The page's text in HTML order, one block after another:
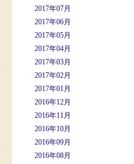
2017年07月
2017年06月
2017年05月
2017年04月
2017年03月
2017年02月
2017年01月
2016年12月
2016年11月
2016年10月
2016年09月
2016年08月